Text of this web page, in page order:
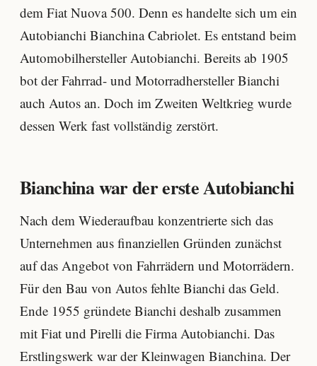
dem Fiat Nuova 500. Denn es handelte sich um ein
Autobianchi Bianchina Cabriolet. Es entstand beim
Automobilhersteller Autobianchi. Bereits ab 1905
bot der Fahrrad- und Motorradhersteller Bianchi
auch Autos an. Doch im Zweiten Weltkrieg wurde
dessen Werk fast vollständig zerstört.
Bianchina war der erste Autobianchi
Nach dem Wiederaufbau konzentrierte sich das
Unternehmen aus finanziellen Gründen zunächst
auf das Angebot von Fahrrädern und Motorrädern.
Für den Bau von Autos fehlte Bianchi das Geld.
Ende 1955 gründete Bianchi deshalb zusammen
mit Fiat und Pirelli die Firma Autobianchi. Das
Erstlingswerk war der Kleinwagen Bianchina. Der